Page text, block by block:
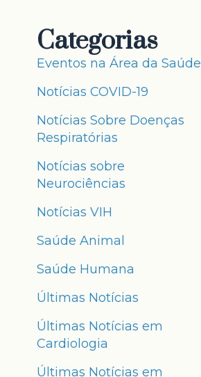
Categorias
Eventos na Área da Saúde
Notícias COVID-19
Notícias Sobre Doenças
Respiratórias
Notícias sobre
Neurociências
Notícias VIH
Saúde Animal
Saúde Humana
Últimas Notícias
Últimas Notícias em
Cardiologia
Últimas Notícias em